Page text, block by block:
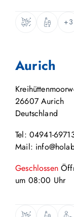
+3
Aurich
26607 Aurich
Deutschland
Tel: 04941-
Mail:
Geschlossen
um 08:00 Uhr